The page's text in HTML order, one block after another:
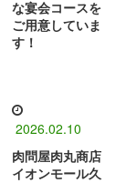
な宴会コースを
ご用意していま
す！
2026.02.10
肉問屋肉丸商店
イオンモール久